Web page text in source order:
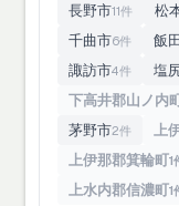
長野市11件 松
千曲市6件 飯
諏訪市4件 塩
下高井郡山ノ内
茅野市2件 上
上伊那郡箕輪町1
上水内郡信濃町1